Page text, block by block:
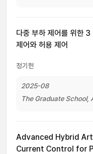
다중 부하 제어를 위한
제어와 허용 제어
정기헌
2025-08
The Graduate School,
Advanced Hybrid
Current Control for